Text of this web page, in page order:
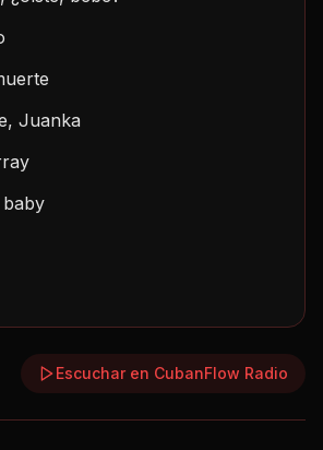
Juanka
Escuchar en CubanFlow Radio